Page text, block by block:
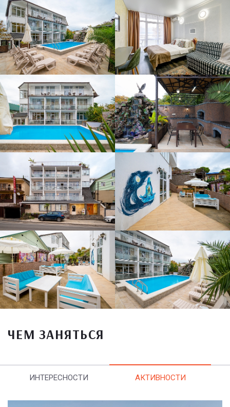
ЧЕМ ЗАНЯТЬСЯ
ИНТЕРЕСНОСТИ АКТИВНОСТИ